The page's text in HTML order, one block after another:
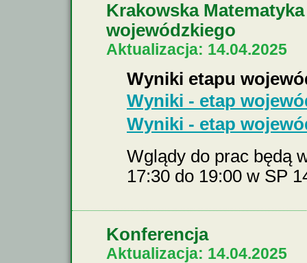
Krakowska
wojewódzkiego
Aktualizacja: 14.04.2025
Wyniki etapu
Wyniki - etap
Wyniki - etap
Wglądy do prac będą
17:30 do 19:00 w SP
Konferencja
Aktualizacja: 14.04.2025